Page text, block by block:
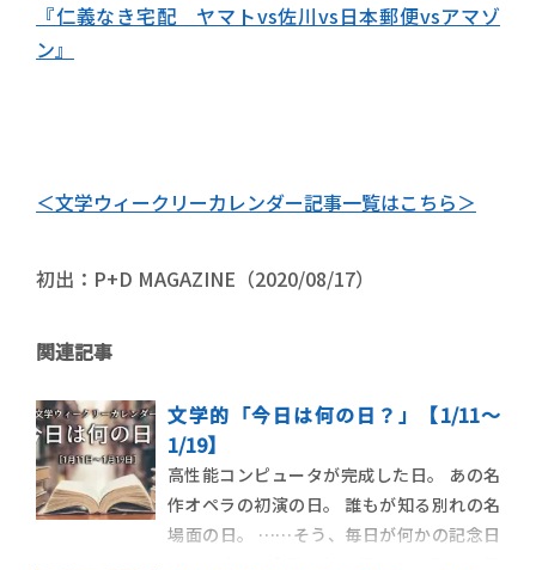
『仁義なき宅配 ヤマトvs佐川vs日本郵便vsアマゾ
ン』
＜文学ウィークリーカレンダー記事一覧はこちら＞
初出：P+D MAGAZINE（2020/08/17）
関連記事
文学的「今日は何の日？」【1/11～
1/19】
高性能コンピュータが完成した日。 あの名
作オペラの初演の日。 誰もが知る別れの名
場面の日。 ……そう、毎日が何かの記念日